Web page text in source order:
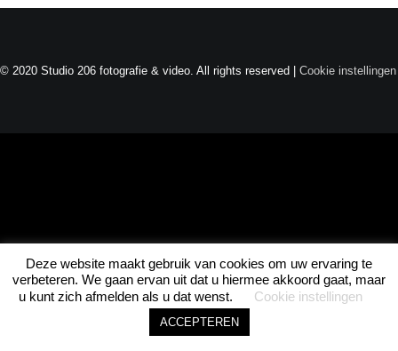
© 2020 Studio 206 fotografie & video. All rights reserved | Cookie instellingen
Deze website maakt gebruik van cookies om uw ervaring te
verbeteren. We gaan ervan uit dat u hiermee akkoord gaat, maar
u kunt zich afmelden als u dat wenst.
Cookie instellingen
ACCEPTEREN ASK JOEL • ASK JOEL • ASK JOEL •